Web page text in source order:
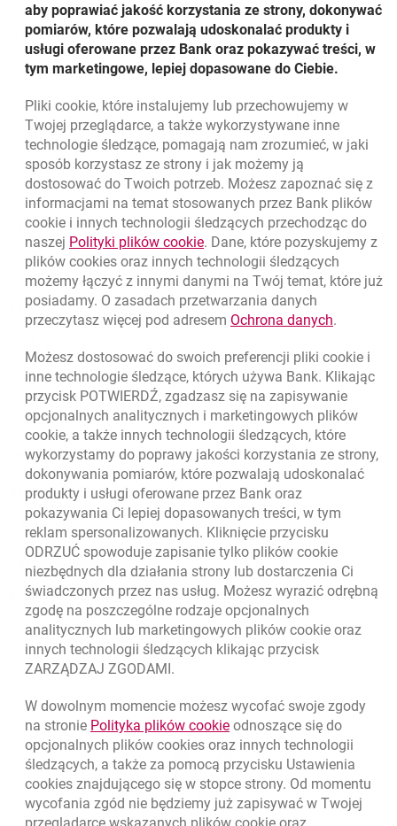
Rozpowszechnianie i dystrybucja niektórych instrumentów
finansowych oraz obrót nimi mogą być przedmiotem
ograniczeń w odniesieniu do pewnych osób i państw,
zgodnie z właściwym prawodawstwem. W gestii klienta
inwestowania w dany instrument finansowy. Oferowanie
instrumentów finansowych oraz obrót nimi mogą być
dokonywane jedynie przy zachowaniu zgodności z
właściwymi przepisami prawa.
Nawigacja dolna
Zadzwoń do nas
801 127 000
(+48) 22 598 41 33
Migam
Znajdź placówkę lub bankomat otwiera się w nowej karcie
Oceń nas otwiera się w nowej karcie
Złóż wniosek przez internet
Skontaktuj się ze Specjalistą
O banku
Odpowiedzialny biznes
Regulacje zewnętrzne
aby poprawiać jakość korzystania ze strony, dokonywać
pomiarów, które pozwalają udoskonalać produkty i
usługi oferowane przez Bank oraz pokazywać treści, w
tym marketingowe, lepiej dopasowane do Ciebie.
Pliki cookie, które instalujemy lub przechowujemy w
Twojej przeglądarce, a także wykorzystywane inne
technologie śledzące, pomagają nam zrozumieć, w jaki
sposób korzystasz ze strony i jak możemy ją
dostosować do Twoich potrzeb. Możesz zapoznać się z
informacjami na temat stosowanych przez Bank plików
cookie i innych technologii śledzących przechodząc do
naszej Polityki plików cookielink otwiera się w nowym oknie
. Dane, które pozyskujemy z
plików cookies oraz innych technologii śledzących
możemy łączyć z innymi danymi na Twój temat, które już
posiadamy. O zasadach przetwarzania danych
przeczytasz więcej pod adresem Ochrona danychlink
.
Możesz dostosować do swoich preferencji pliki cookie i
inne technologie śledzące, których używa Bank. Klikając
przycisk POTWIERDŹ, zgadzasz się na zapisywanie
opcjonalnych analitycznych i marketingowych plików
cookie, a także innych technologii śledzących, które
wykorzystamy do poprawy jakości korzystania ze strony,
dokonywania pomiarów, które pozwalają udoskonalać
produkty i usługi oferowane przez Bank oraz
pokazywania Ci lepiej dopasowanych treści, w tym
reklam spersonalizowanych. Kliknięcie przycisku
ODRZUĆ spowoduje zapisanie tylko plików cookie
niezbędnych dla działania strony lub dostarczenia Ci
świadczonych przez nas usług. Możesz wyrazić odrębną
zgodę na poszczególne rodzaje opcjonalnych
analitycznych lub marketingowych plików cookie oraz
innych technologii śledzących klikając przycisk
ZARZĄDZAJ ZGODAMI.
W dowolnym momencie możesz wycofać swoje zgody
na stronie Polityka plików cookielink otwiera się w nowym
odnoszące się do
opcjonalnych plików cookies oraz innych technologii
śledzących, a także za pomocą przycisku Ustawienia
cookies znajdującego się w stopce strony. Od momentu
wycofania zgód nie będziemy już zapisywać w Twojej